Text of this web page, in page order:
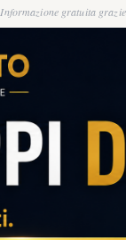
Informazione gratuita